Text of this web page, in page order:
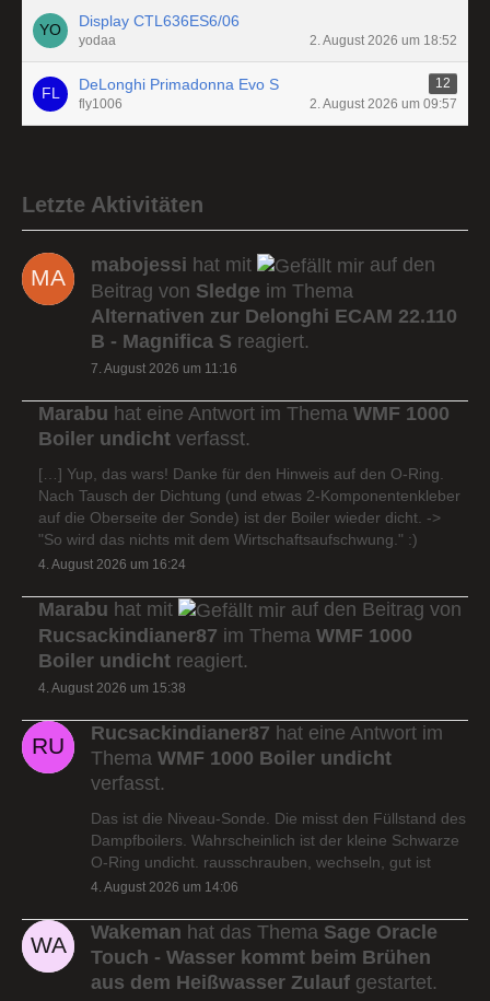
Display CTL636ES6/06
yodaa 2. August 2026 um 18:52
DeLonghi Primadonna Evo S
12
fly1006
2. August 2026 um 09:57
Letzte Aktivitäten
mabojessi hat mit
auf den
Beitrag von Sledge im Thema
Alternativen zur Delonghi ECAM 22.110
B - Magnifica S reagiert.
7. August 2026 um 11:16
Marabu hat eine Antwort im Thema WMF 1000
Boiler undicht verfasst.
[…] Yup, das wars! Danke für den Hinweis auf den O-Ring.
Nach Tausch der Dichtung (und etwas 2-Komponentenkleber
auf die Oberseite der Sonde) ist der Boiler wieder dicht. ->
"So wird das nichts mit dem Wirtschaftsaufschwung." :)
4. August 2026 um 16:24
Marabu hat mit
auf den Beitrag von
Rucsackindianer87 im Thema WMF 1000
Boiler undicht reagiert.
4. August 2026 um 15:38
Rucsackindianer87 hat eine Antwort im
Thema WMF 1000 Boiler undicht
verfasst.
Das ist die Niveau-Sonde. Die misst den Füllstand des
Dampfboilers. Wahrscheinlich ist der kleine Schwarze
O-Ring undicht. rausschrauben, wechseln, gut ist
4. August 2026 um 14:06
Wakeman hat das Thema Sage Oracle
Touch - Wasser kommt beim Brühen
aus dem Heißwasser Zulauf gestartet.